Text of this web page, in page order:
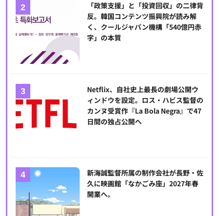
「政策支援」と「投資回収」の二律背
反。韓国コンテンツ振興院が読み解
く、クールジャパン機構「540億円赤
字」の本質
Netflix、自社史上最長の劇場公開ウ
ィンドウを設定。ロス・ハビス監督の
カンヌ受賞作『La Bola Negra』で47
日間の独占公開へ
新海誠監督所属の制作会社が長野・佐
久に映画館「なかごみ座」2027年春
開業へ。